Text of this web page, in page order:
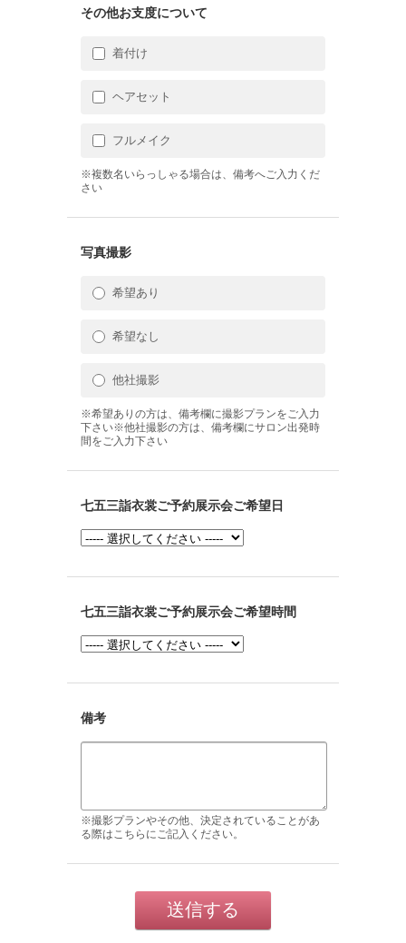
その他お支度について
着付け
ヘアセット
フルメイク
※複数名いらっしゃる場合は、備考へご入力くだ
さい
写真撮影
希望あり
希望なし
他社撮影
※希望ありの方は、備考欄に撮影プランをご入力
下さい※他社撮影の方は、備考欄にサロン出発時
間をご入力下さい
七五三詣衣裳ご予約展示会ご希望日
七五三詣衣裳ご予約展示会ご希望時間
備考
※撮影プランやその他、決定されていることがあ
る際はこちらにご記入ください。